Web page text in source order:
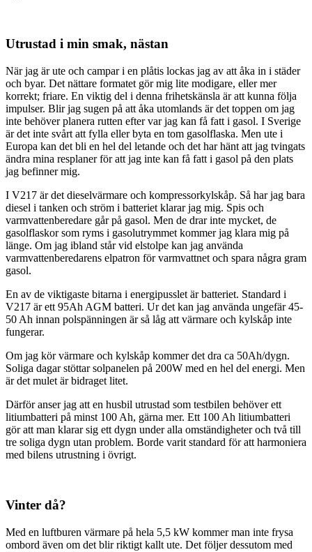
Utrustad i min smak, nästan
När jag är ute och campar i en plåtis lockas jag av att åka in i städer
och byar. Det nättare formatet gör mig lite modigare, eller mer
korrekt; friare. En viktig del i denna frihetskänsla är att kunna följa
impulser. Blir jag sugen på att åka utomlands är det toppen om jag
inte behöver planera rutten efter var jag kan få fatt i gasol. I Sverige
är det inte svårt att fylla eller byta en tom gasolflaska. Men ute i
Europa kan det bli en hel del letande och det har hänt att jag tvingats
ändra mina resplaner för att jag inte kan få fatt i gasol på den plats
jag befinner mig.
I V217 är det dieselvärmare och kompressorkylskåp. Så har jag bara
diesel i tanken och ström i batteriet klarar jag mig. Spis och
varmvattenberedare går på gasol. Men de drar inte mycket, de
gasolflaskor som ryms i gasolutrymmet kommer jag klara mig på
länge. Om jag ibland står vid elstolpe kan jag använda
varmvattenberedarens elpatron för varmvattnet och spara några gram
gasol.
En av de viktigaste bitarna i energipusslet är batteriet. Standard i
V217 är ett 95Ah AGM batteri. Ur det kan jag använda ungefär 45-
50 Ah innan polspänningen är så låg att värmare och kylskåp inte
fungerar.
Om jag kör värmare och kylskåp kommer det dra ca 50Ah/dygn.
Soliga dagar stöttar solpanelen på 200W med en hel del energi. Men
är det mulet är bidraget litet.
Därför anser jag att en husbil utrustad som testbilen behöver ett
litiumbatteri på minst 100 Ah, gärna mer. Ett 100 Ah litiumbatteri
gör att man klarar sig ett dygn under alla omständigheter och två till
tre soliga dygn utan problem. Borde varit standard för att harmoniera
med bilens utrustning i övrigt.
Vinter då?
Med en luftburen värmare på hela 5,5 kW kommer man inte frysa
ombord även om det blir riktigt kallt ute. Det följer dessutom med